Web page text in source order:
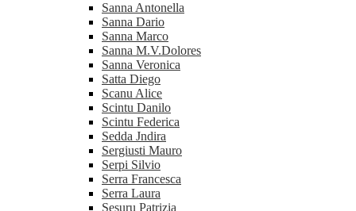
Sanna Antonella
Sanna Dario
Sanna Marco
Sanna M.V.Dolores
Sanna Veronica
Satta Diego
Scanu Alice
Scintu Danilo
Scintu Federica
Sedda Jndira
Sergiusti Mauro
Serpi Silvio
Serra Francesca
Serra Laura
Sesuru Patrizia